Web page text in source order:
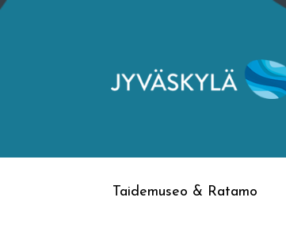
Siirry
Siirry
Taidemuseo & Ratamo